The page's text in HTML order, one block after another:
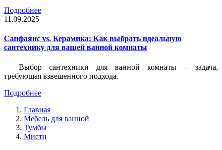
Подробнее
11.09.2025
Санфаянс vs. Керамика: Как выбрать идеальную
сантехнику для вашей ванной комнаты
Выбор сантехники для ванной комнаты – задача,
требующая взвешенного подхода.
Подробнее
Главная
Мебель для ванной
Тумбы
Мисти